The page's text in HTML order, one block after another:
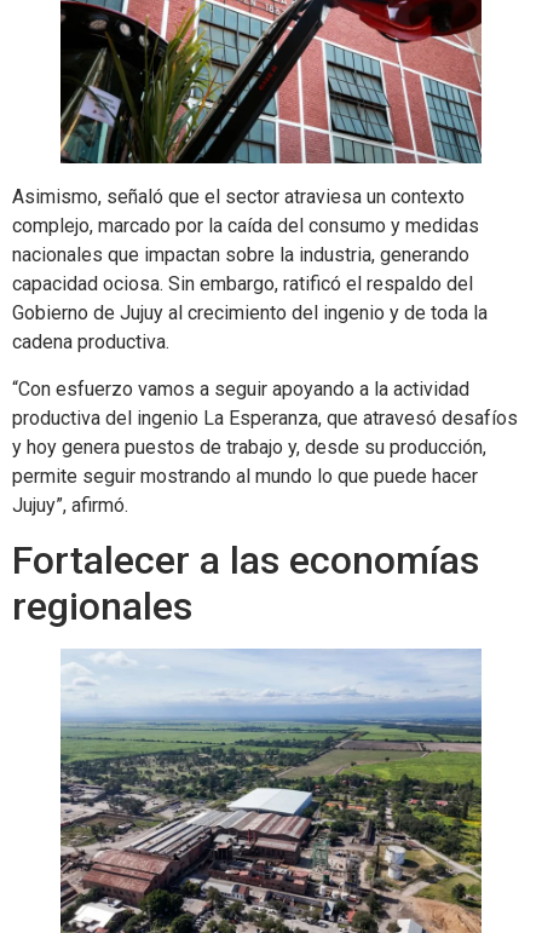
Asimismo, señaló que el sector atraviesa un contexto
complejo, marcado por la caída del consumo y medidas
nacionales que impactan sobre la industria, generando
capacidad ociosa. Sin embargo, ratificó el respaldo del
Gobierno de Jujuy al crecimiento del ingenio y de toda la
cadena productiva.
“Con esfuerzo vamos a seguir apoyando a la actividad
productiva del ingenio La Esperanza, que atravesó desafíos
y hoy genera puestos de trabajo y, desde su producción,
permite seguir mostrando al mundo lo que puede hacer
Jujuy”, afirmó.
Fortalecer a las economías
regionales